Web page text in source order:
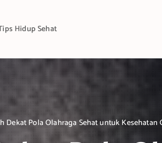
Hidup Sehat
Dekat Pola Olahraga Sehat untuk Kesehatan